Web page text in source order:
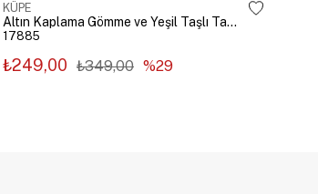
KÜPE
Altın Kaplama Gömme ve Yeşil Taşlı Tasarım Küpe Gümüş
17885
₺249,00 ₺349,00 %29